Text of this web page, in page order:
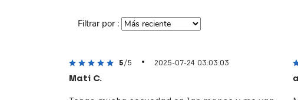
Filtrar por :
5/5 • 2025-07-24 03:03:03
Mati C.